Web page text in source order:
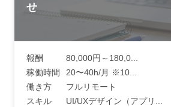
せ
報酬
80,000円～180,0...
稼働時間
20〜40h/月 ※10...
働き方
フルリモート
スキル
UI/UXデザイン（アプリ...